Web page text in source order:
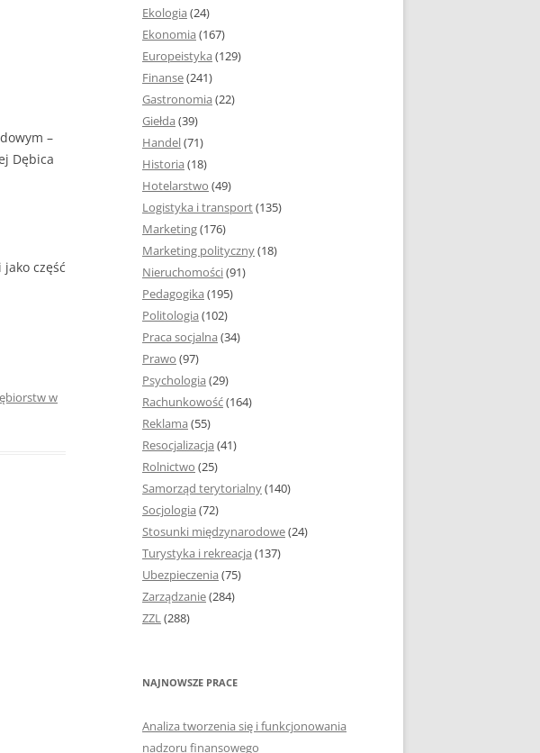
ESTETYKA PRACY DYPLOMOWEJ –
WYRÓŻNIENIA, NUMEROWANIE
CZCIONKA, MARGINESY I
WIELKOŚĆ STRON
STRUKTURA AKAPITU W PRACY
DYPLOMOWEJ
STYL PRACY DYPLOMOWEJ
SPIS TREŚCI W PRACY
DYPLOMOWEJ
WSTĘP PRACY DYPLOMOWEJ
ROZDZIAŁY I PODROZDZIAŁY
ZAKOŃCZENIE PRACY
DYPLOMOWEJ
BIBLIOGRAFIA
SPIS RYSUNKÓW, TABEL I
ZAŁĄCZNIKÓW
TABELE, RYSUNKI ORAZ WYKRESY
KSIĄŻKI, KTÓRE POMOGĄ CI
–
Dębica
część
w
Ekologia (24)
Ekonomia (167)
Europeistyka (129)
Finanse(241)
Gastronomia (22)
Giełda (39)
Handel(71)
Historia (18)
Hotelarstwo (49)
Logistyka i transport(135)
Marketing(176)
Marketing polityczny(18)
Nieruchomości(91)
Pedagogika (195)
Politologia (102)
Praca socjalna (34)
Prawo (97)
Psychologia (29)
Rachunkowość(164)
Reklama (55)
Resocjalizacja (41)
Rolnictwo (25)
Samorząd terytorialny(140)
Socjologia (72)
Stosunki międzynarodowe(24)
Turystyka i rekreacja (137)
Ubezpieczenia (75)
Zarządzanie(284)
ZZL(288)
NAJNOWSZE PRACE
Analiza tworzenia się i funkcjonowania
nadzoru finansowego